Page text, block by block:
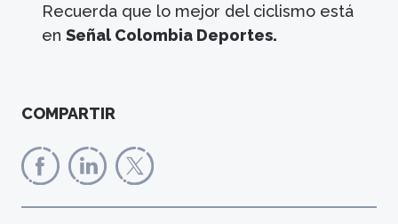
Recuerda que lo mejor del ciclismo está
enSeñal Colombia Deportes.
COMPARTIR